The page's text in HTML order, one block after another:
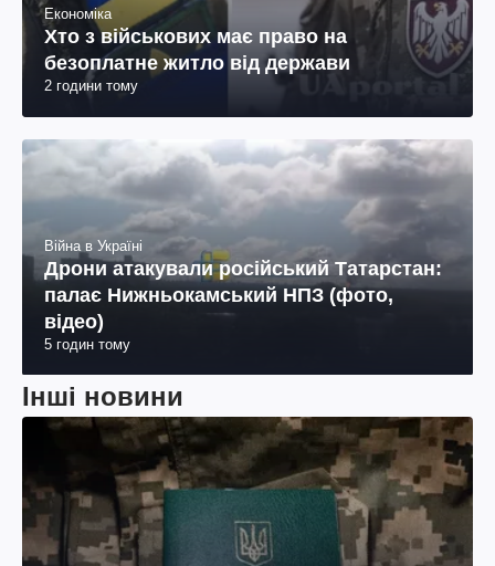
Економіка
Хто з військових має право на
безоплатне житло від держави
2 години тому
Війна в Україні
Дрони атакували російський Татарстан:
палає Нижньокамський НПЗ (фото,
відео)
5 годин тому
Інші новини